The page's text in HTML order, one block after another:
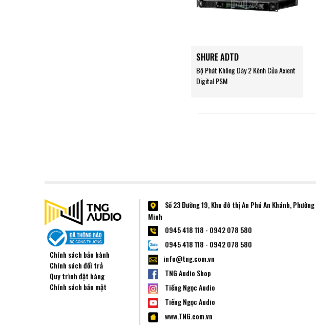
SHURE ADTD
Bộ Phát Không Dây 2 Kênh Của Axient
Digital PSM
Chính sách bảo hành
Chính sách đổi trả
Quy trình đặt hàng
Chính sách bảo mật
Số 23 Đường 19, Khu đô thị An Phú An Khánh, Phường
Minh
0945 418 118 - 0942 078 580
0945 418 118 - 0942 078 580
info@tng.com.vn
TNG Audio Shop
Tiếng Ngọc Audio
Tiếng Ngọc Audio
www.TNG.com.vn